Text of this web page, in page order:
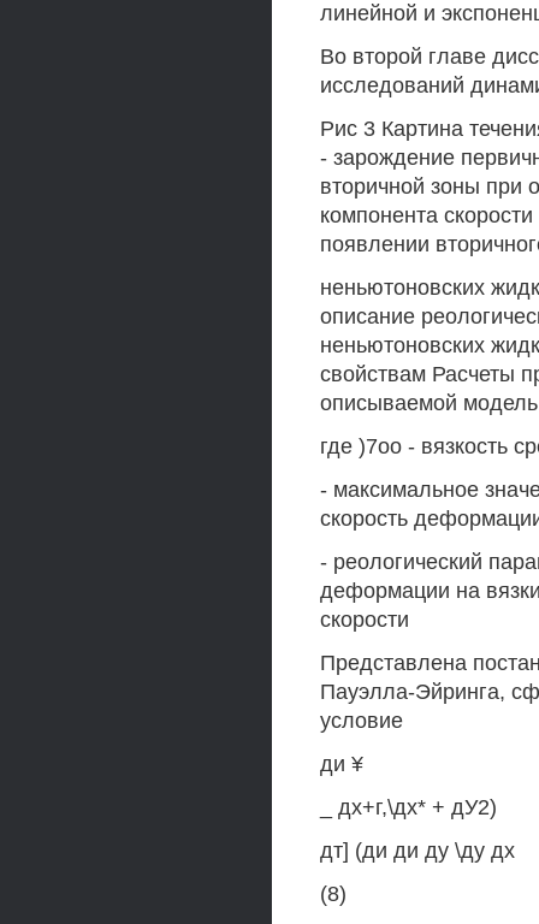
линейной и
Во второй главе
исследований
Рис 3 Картина
- зарождение
вторичной зоны при
компонента
появлении
неньютоновских
описание
неньютоновских
свойствам Расчеты
описываемой
где )7оо - вязкость
- максимальное
скорость
- реологический
деформации на
скорости
Представлена
Пауэлла-Эйринга,
условие
ди ¥
_ дх+г,\дх* + дУ2)
дт] (ди ди ду \ду дх
(8)